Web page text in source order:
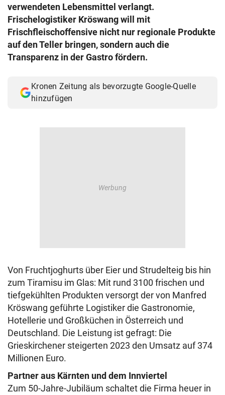
Muthgasse 2, 1190 Wien
verwendeten Lebensmittel verlangt.
Frischelogistiker Kröswang will mit
Frischfleischoffensive nicht nur regionale Produkte
auf den Teller bringen, sondern auch die
Transparenz in der Gastro fördern.
Kronen Zeitung als bevorzugte Google-Quelle
hinzufügen
Von Fruchtjoghurts über Eier und Strudelteig bis hin
zum Tiramisu im Glas: Mit rund 3100 frischen und
tiefgekühlten Produkten versorgt der von Manfred
Kröswang geführte Logistiker die Gastronomie,
Hotellerie und Großküchen in Österreich und
Deutschland. Die Leistung ist gefragt: Die
Grieskirchener steigerten 2023 den Umsatz auf 374
Millionen Euro.
Partner aus Kärnten und dem Innviertel
Zum 50-Jahre-Jubiläum schaltet die Firma heuer in